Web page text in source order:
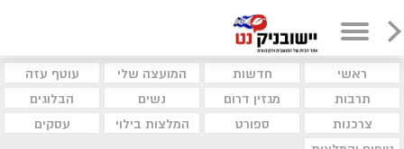
ראשי חדשות המועצה שלי
עוטף עזה
תרבות
מגזין דרום נשים
הבלוגים
צרכנות
ספורט המלצות בילוי
עסקים